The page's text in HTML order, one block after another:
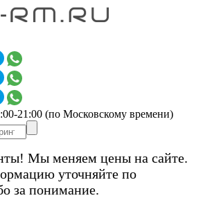
21:00 (по Московскому времени)
Мы меняем цены на сайте.
уточняйте по
за понимание.